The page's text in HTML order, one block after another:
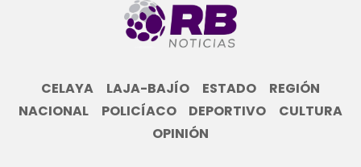
CELAYA LAJA-BAJÍO ESTADO
REGIÓN
NACIONAL
POLICÍACO DEPORTIVO
CULTURA
OPINIÓN